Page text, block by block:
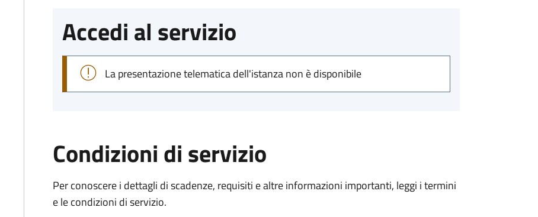
Accedi al servizio
La presentazione telematica dell'istanza non è disponibile
Condizioni di servizio
Per conoscere i dettagli di scadenze, requisiti e altre informazioni importanti, leggi i termini
e le condizioni di servizio.